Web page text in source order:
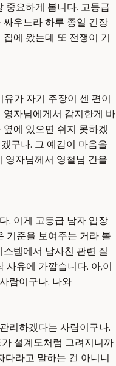
중요하게 봅니다. 고등급
우느라 하루 종일 긴장
에 왔는데 또 전쟁이 기
가 자기 주장이 센 편이
자님에게서 감지한게 바
에 있으면 쉬지 못하겠
구나. 그 예감이 마음을
영자님께서 영철님 간을
. 이게 고등급 남자 입장
기준을 보여주는 거라 볼
템에서 남사친 관련 질
사유에 가깝습니다. 아,이
람이구나. 나와
리하겠다는 사람이구나.
설계도처럼 그려지니까
다라고 말하는 건 아니니